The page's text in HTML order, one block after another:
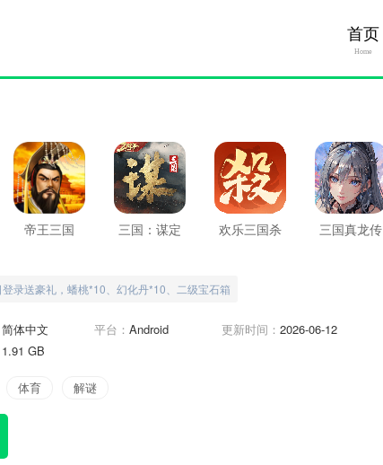
首页
Home
帝王三国
三国：谋定
欢乐三国杀 三国真龙传
登录送豪礼，蟠桃*10、幻化丹*10、二级宝石箱
简体中文 平台： Android 更新时间： 2026-06-12
1.91 GB
体育 解谜